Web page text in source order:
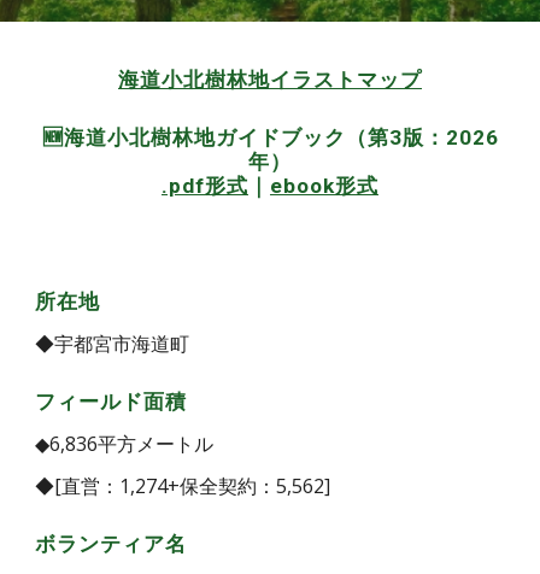
海道小北樹林地イラストマップ
🆕海道小北樹林地ガイドブック（第3版 ：2026
年）
.pdf形式
ebook形式
所在地
◆宇都宮市海道町
フィールド面積
◆6,836平方メートル
◆[直営：1,274+保全契約：5,562]
ボランティア名